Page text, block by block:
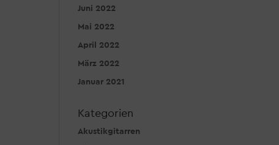
Juni 2022
Mai 2022
April 2022
März 2022
Januar 2021
Kategorien
Akustikgitarren